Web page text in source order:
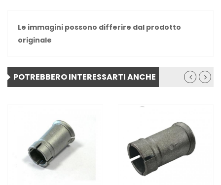
Le immagini possono differire dal prodotto
originale
POTREBBERO INTERESSARTI ANCHE